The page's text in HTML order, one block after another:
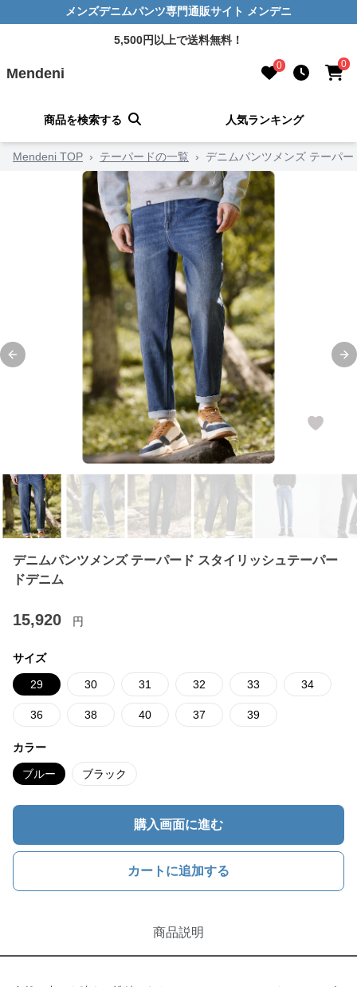
メンズデニムパンツ専門通販サイト メンデニ
5,500円以上で送料無料！
Mendeni 0 0
商品を検索する 人気ランキング
Mendeni TOP › テーパードの一覧 › デニムパンツメンズ テーパ
Previous slide
デニムパンツメンズ テーパード スタイリッシュテーパー
ドデニム
15,920 円
サイズ
29 30 31 32 33 34
36 38 40 37 39
カラー
ブルー ブラック
購入画面に進む
カートに追加する
商品説明